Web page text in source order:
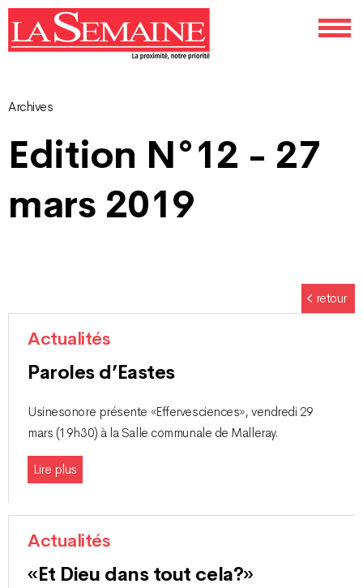
Archives
Edition N°12 - 27
mars 2019
retour
Actualités
Paroles d’Eastes
Usinesonore présente «Effervesciences», vendredi 29
mars (19h30) à la Salle communale de Malleray.
Lire plus
Actualités
«Et Dieu dans tout cela?»
Navigation
des
articles